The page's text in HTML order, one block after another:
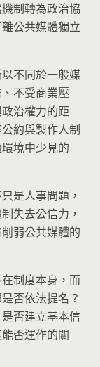
制轉為政治協
公共媒體獨立
不同於一般媒
不受商業壓
治權力的距
約與製作人制
境中少見的
是人事問題，
失去公信力，
弱公共媒體的
制度本身，而
否依法提名？
否建立基本信
否運作的關